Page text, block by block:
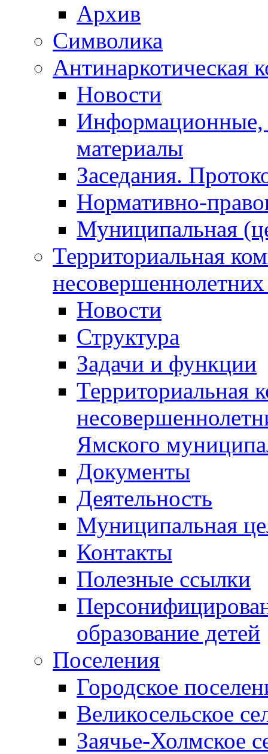
Архив
Символика
Антинаркотическая
Новости
Информационные,
материалы
Заседания.
Нормативно-
Муниципальная
Территориальная
Новости
Структура
Задачи и функции
Территориальная
Ямского
Документы
Деятельность
Муниципальная
Контакты
Полезные ссылки
образование детей
Поселения
Городское
Великосельское
Заячье-Холмское